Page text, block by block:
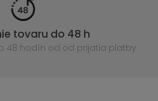
tovaru do 48 h
48 hodín od od prijatia platby